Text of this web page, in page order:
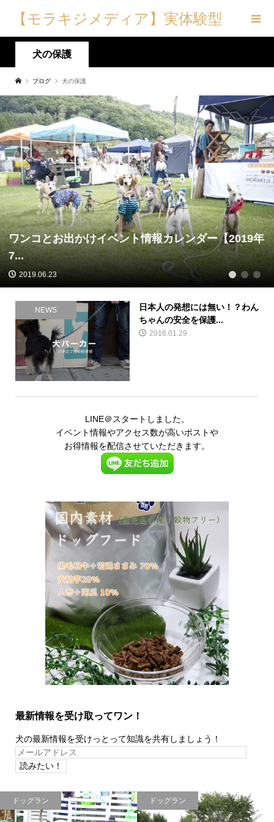
【モラキジメディア】実体験型
の犬メディア&トリーツ専門店
犬の保護
ブログ 犬の保護
ワンコとお出かけイベント情報カレンダー【2019年
7...
2019.06.23 1 2 3
NEWS
日本人の発想には無い！？わん
ちゃんの安全を保護...
2016.01.29
LINE＠スタートしました。
イベント情報やアクセス数が高いポストや
お得情報を配信させていただきます。
最新情報を受け取ってワン！
犬の最新情報を受けっとって知識を共有しましょう！
メ
ー
ア
ド
レ
ドッグラン ドッグラン